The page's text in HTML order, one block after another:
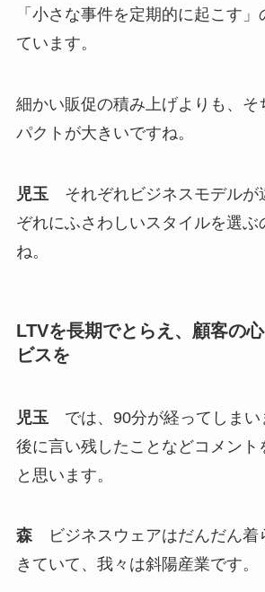
「小さな事件を定期的に起こす
ています。
細かい販促の積み上げよりも、そ
パクトが大きいですね。
児玉 それぞれビジネスモデルが
ぞれにふさわしいスタイルを選ぶ
ね。
LTVを長期でとらえ、顧客の
ビスを
児玉 では、90分が経ってしまい
後に言い残したことなどコメント
と思います。
森ビジネスウェアはだんだん着
きていて、我々は斜陽産業です。